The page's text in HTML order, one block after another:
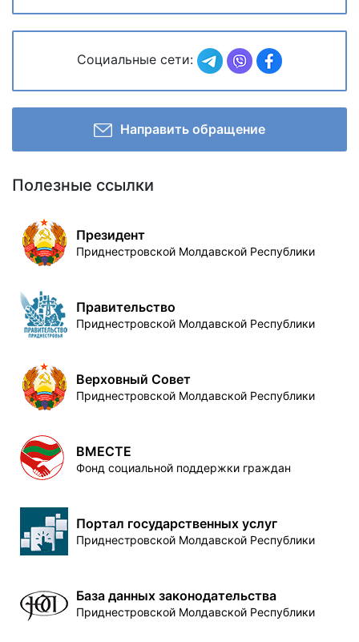
Социальные сети:
Направить обращение
Полезные ссылки
Президент
Приднестровской Молдавской Республики
Правительство
Приднестровской Молдавской Республики
Верховный Совет
Приднестровской Молдавской Республики
ВМЕСТЕ
Фонд социальной поддержки граждан
Портал государственных услуг
Приднестровской Молдавской Республики
База данных законодательства
Приднестровской Молдавской Республики